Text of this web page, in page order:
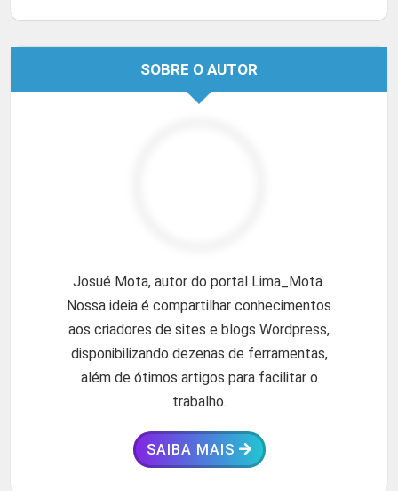
SOBRE O AUTOR
Josué Mota, autor do portal Lima_Mota.
Nossa ideia é compartilhar conhecimentos
aos criadores de sites e blogs Wordpress,
disponibilizando dezenas de ferramentas,
além de ótimos artigos para facilitar o
trabalho.
SAIBA MAIS